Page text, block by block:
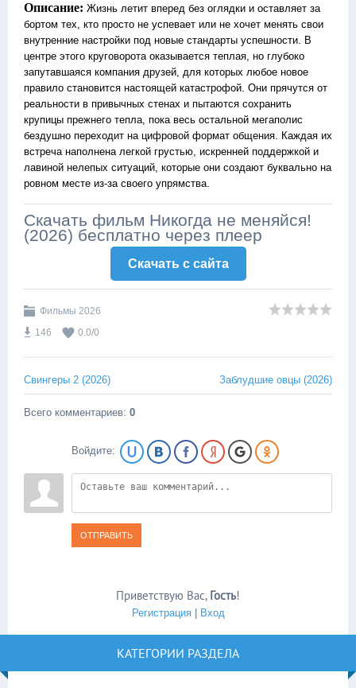
Описание: Жизнь летит вперед без оглядки и оставляет за
бортом тех, кто просто не успевает или не хочет менять свои
внутренние настройки под новые стандарты успешности. В
центре этого круговорота оказывается теплая, но глубоко
запутавшаяся компания друзей, для которых любое новое
правило становится настоящей катастрофой. Они прячутся от
реальности в привычных стенах и пытаются сохранить
крупицы прежнего тепла, пока весь остальной мегаполис
бездушно переходит на цифровой формат общения. Каждая их
встреча наполнена легкой грустью, искренней поддержкой и
лавиной нелепых ситуаций, которые они создают буквально на
ровном месте из-за своего упрямства.
Скачать фильм Никогда не меняйся!
(2026) бесплатно через плеер
Скачать c сайта
Фильмы 2026
146
0.0/0
Свингеры 2 (2026) Заблудшие овцы (2026)
Всего комментариев: 0
Войдите:
ОТПРАВИТЬ
Приветствую Вас, Гость!
Регистрация| Вход
КАТЕГОРИИ РАЗДЕЛА